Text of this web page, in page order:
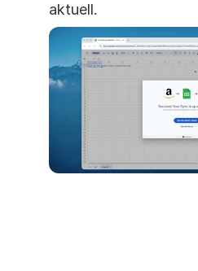
aktuell.